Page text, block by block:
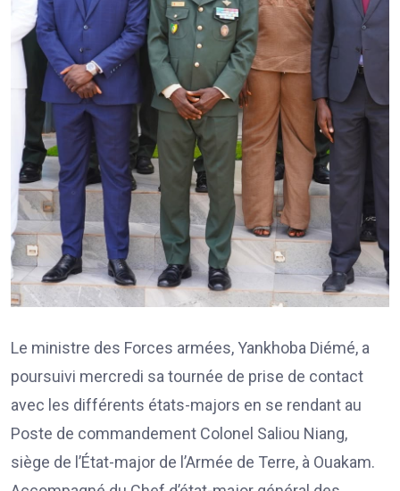
Le ministre des Forces armées, Yankhoba Diémé, a
poursuivi mercredi sa tournée de prise de contact
avec les différents états-majors en se rendant au
Poste de commandement Colonel Saliou Niang,
siège de l’État-major de l’Armée de Terre, à Ouakam.